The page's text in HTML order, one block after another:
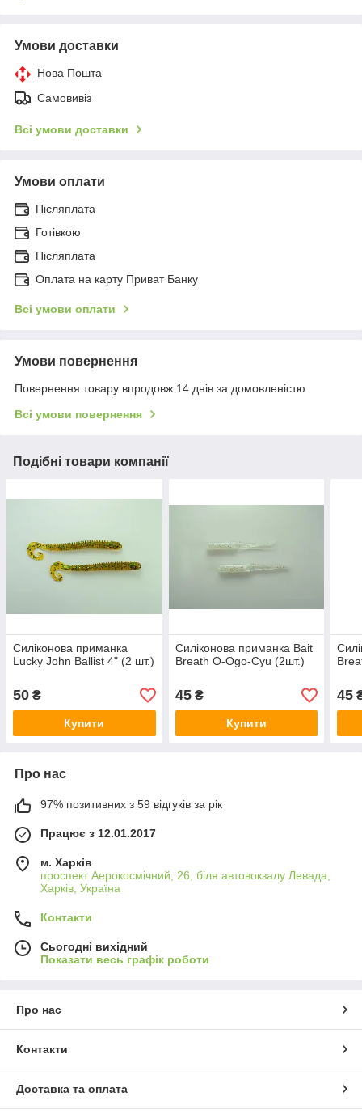
Умови доставки
Нова Пошта
Самовивіз
Всі умови доставки
Умови оплати
Післяплата
Готівкою
Післяплата
Оплата на карту Приват Банку
Всі умови оплати
Умови повернення
Повернення товару впродовж 14 днів за домовленістю
Всі умови повернення
Подібні товари компанії
Силіконова приманка
Lucky John Ballist 4" (2 шт.)
50 ₴
Купити
Силіконова приманка Bait
Breath O-Ogo-Cyu (2шт.)
45₴
Купити
45
Про нас
97% позитивних з 59 відгуків за рік
Працює з 12.01.2017
м. Харків
проспект Аерокосмічний, 26, біля автовокзалу Левада,
Харків, Україна
Контакти
Сьогодні вихідний
Показати весь графік роботи
Про нас
Контакти
Доставка та оплата